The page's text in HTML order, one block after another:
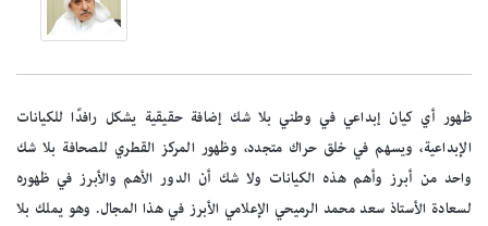
ظهور أي كيان إبداعي في وطني بلا شك إضافة حقيقية يشكل رافدًا للكيانات
الإبداعية، ويسهم في خلق حراك متجدد، وظهور المركز القطري للصحافة بلا شك
واحد من أبرز وأهم هذه الكيانات ولا شك أن الدور الأهم والأبرز في ظهوره
لسعادة الأستاذ سعد محمد الرميحي الإعلامي الأبرز في هذا المجال. وهو يملك بلا